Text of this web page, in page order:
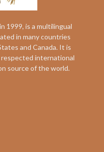
1999, is a multilingual
in many countries
and Canada. It is
international
source of the world.